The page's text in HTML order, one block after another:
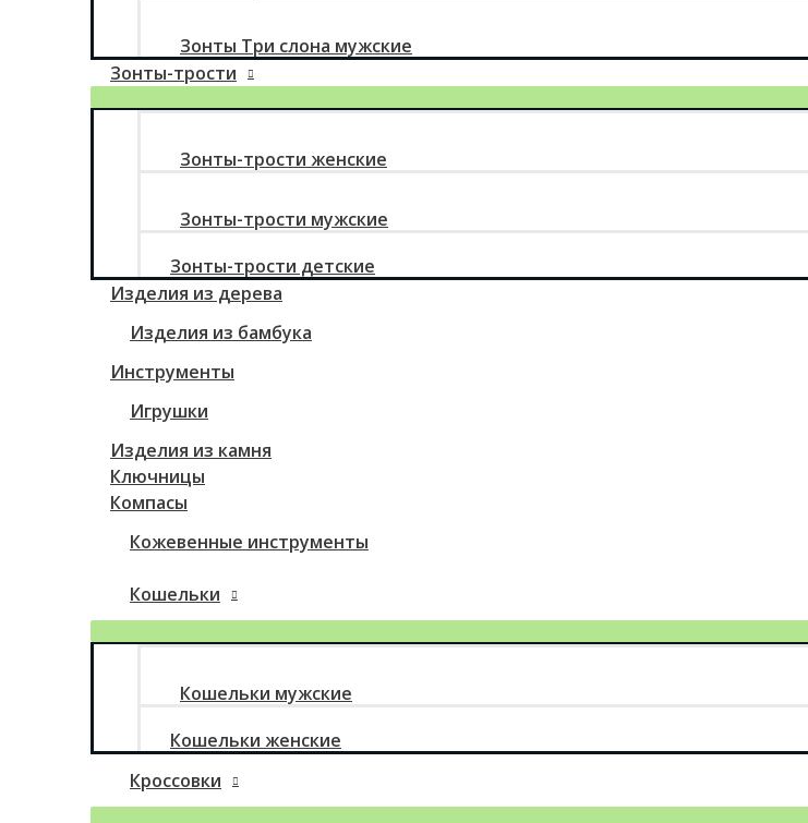
Зонты Три слона мужские
Зонты-трости
Зонты-трости женские
Зонты-трости мужские
Зонты-трости детские
Изделия из дерева
Изделия из бамбука
Инструменты
Игрушки
Изделия из камня
Ключницы
Компасы
Кожевенные инструменты
Кошельки
Кошельки мужские
Кошельки женские
Кроссовки